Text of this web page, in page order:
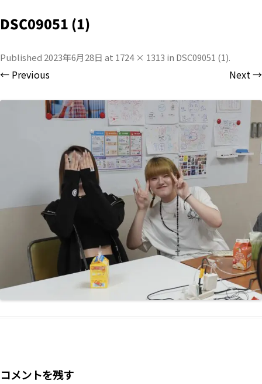
DSC09051 (1)
Published 2023年6月28日 at 1724 × 1313 in DSC09051 (1).
← Previous Next →
コメントを残す